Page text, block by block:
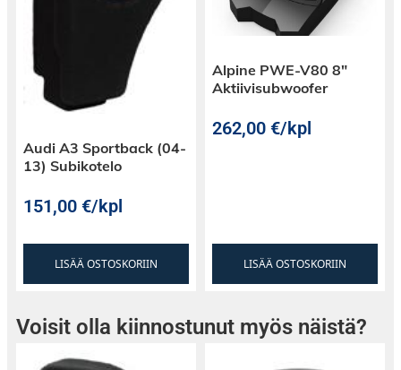
Audi A3 Sportback (04-
13) Subikotelo
151,00€/kpl
LISÄÄ OSTOSKORIIN
Alpine PWE-V80 8″
Aktiivisubwoofer
262,00€/kpl
LISÄÄ OSTOSKORIIN
Voisit olla kiinnostunut myös näistä?